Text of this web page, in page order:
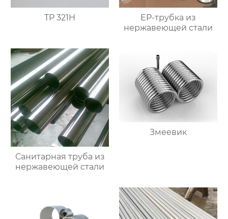
TP 321H
EP-трубка из
нержавеющей стали
Санитарная труба из
нержавеющей стали
Змеевик